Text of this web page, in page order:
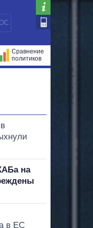
Сравнение
политиков
на
в ЕС